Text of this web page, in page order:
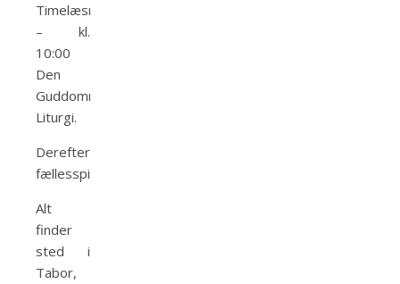
Timelæsninger
– kl.
10:00
Den
Guddommelige
Liturgi.
Derefter
fællesspisning.
Alt
finder
sted i
Tabor,